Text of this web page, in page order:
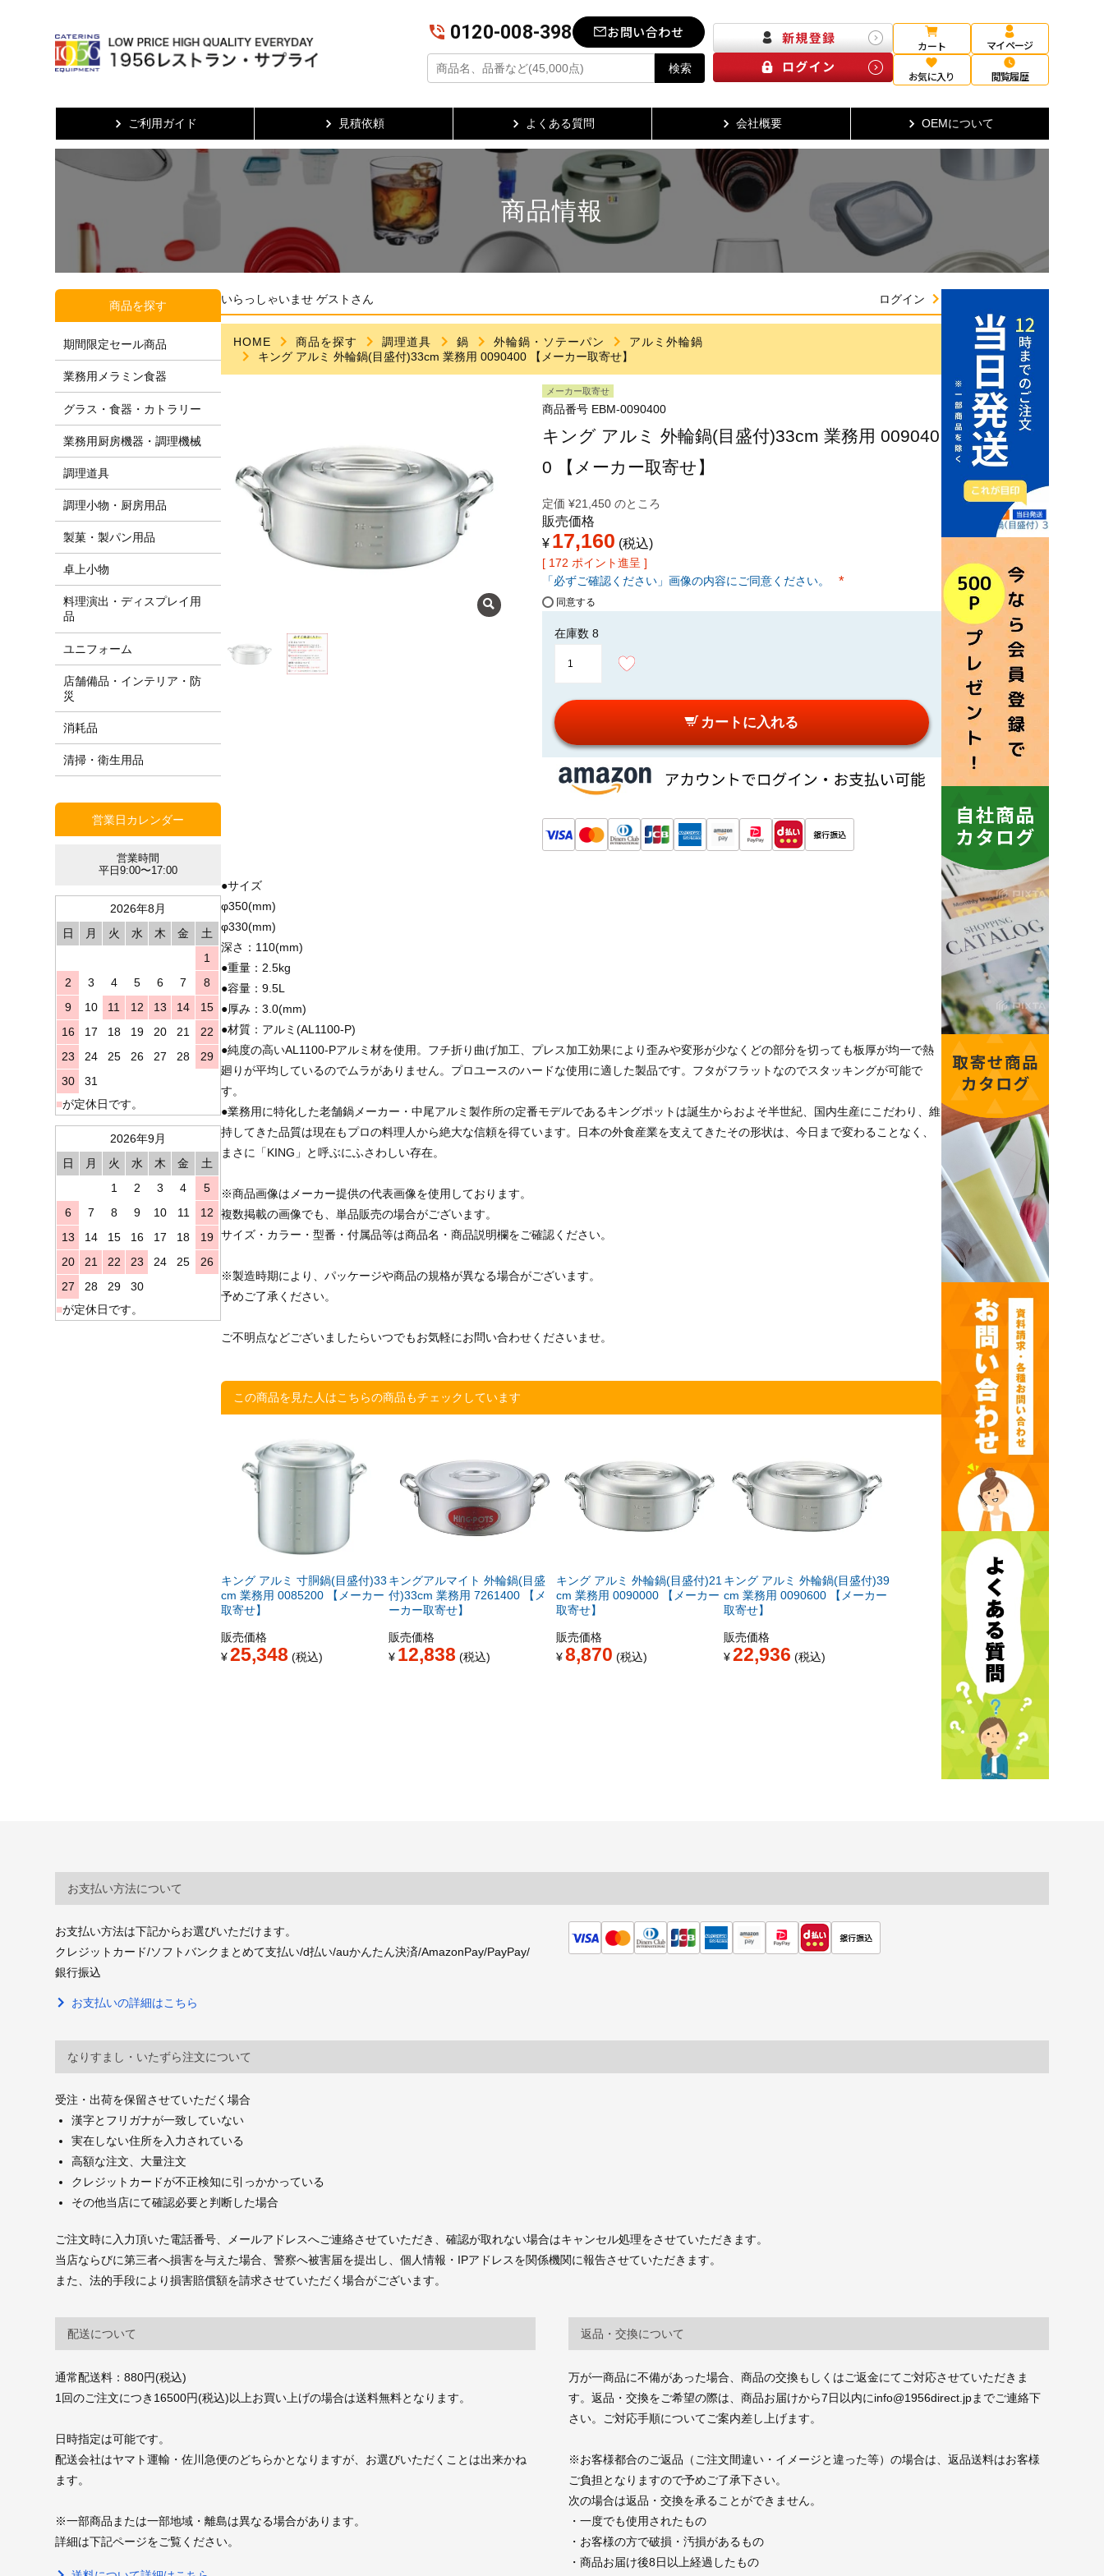
0120-008-398 お問い合わせ
検索
カート マイページ
お気に入り 閲覧履歴
ご利用ガイド 見積依頼 よくある質問 会社概要 OEMについて
商品情報
商品を探す
期間限定セール商品
業務用メラミン食器
グラス・食器・カトラリー
業務用厨房機器・調理機械
調理道具
調理小物・厨房用品
製菓・製パン用品
卓上小物
料理演出・ディスプレイ用
品
ユニフォーム
店舗備品・インテリア・防
災
消耗品
清掃・衛生用品
営業日カレンダー
営業時間
平日9:00〜17:00
2026年8月
日
月 火 水 木 金
土
1
2
3 4 5 6 7
8
9
10 11 12 13 14
15
16
17 18 19 20 21
22
23
24 25 26 27 28
29
30
31
■が定休日です。
2026年9月
日
月 火 水 木 金
土
1
2 3 4
5
6
7 8 9 10 11
12
13
14 15 16 17 18
19
20
21 22 23 24 25
26
27
28 29
30
■が定休日です。
いらっしゃいませ ゲストさん ログイン
HOME 商品を探す 調理道具 鍋 外輪鍋・ソテーパン
アルミ外輪鍋
キング アルミ 外輪鍋(目盛付)33cm 業務用 0090400 【メーカー取寄せ】
メーカー取寄せ
商品番号 EBM-0090400
キング アルミ 外輪鍋(目盛付)33cm 業務用 009040
0 【メーカー取寄せ】
定価 ¥21,450 のところ
販売価格
¥ 17,160 税込
[ 172 ポイント進呈 ]
「必ずご確認ください」画像の内容にご同意ください。
同意する
在庫数 8
カートに入れる
●サイズ
φ350(mm)
φ330(mm)
深さ：110(mm)
●重量：2.5kg
●容量：9.5L
●厚み：3.0(mm)
●材質：アルミ(AL1100-P)
●純度の高いAL1100-Pアルミ材を使用。フチ折り曲げ加工、プレス加工効果により歪みや変形が少なくどの部分を切っても板厚が均一で熱
廻りが平均しているのでムラがありません。プロユースのハードな使用に適した製品です。フタがフラットなのでスタッキングが可能で
す。
●業務用に特化した老舗鍋メーカー・中尾アルミ製作所の定番モデルであるキングポットは誕生からおよそ半世紀、国内生産にこだわり、維
持してきた品質は現在もプロの料理人から絶大な信頼を得ています。日本の外食産業を支えてきたその形状は、今日まで変わることなく、
まさに「KING」と呼ぶにふさわしい存在。
※商品画像はメーカー提供の代表画像を使用しております。
複数掲載の画像でも、単品販売の場合がございます。
サイズ・カラー・型番・付属品等は商品名・商品説明欄をご確認ください。
※製造時期により、パッケージや商品の規格が異なる場合がございます。
予めご了承ください。
ご不明点などございましたらいつでもお気軽にお問い合わせくださいませ。
この商品を見た人はこちらの商品もチェックしています
キング アルミ 寸胴鍋(目盛付)33
cm 業務用 0085200 【メーカー
取寄せ】
販売価格
¥ 25,348 税込
キングアルマイト 外輪鍋(目盛
付)33cm 業務用 7261400 【メ
ーカー取寄せ】
販売価格
¥ 12,838 税込
キング アルミ 外輪鍋(目盛付)21
cm 業務用 0090000 【メーカー
取寄せ】
販売価格
¥8,870 税込
キング アルミ 外輪鍋(目盛付)39
cm 業務用 0090600 【メーカー
取寄せ】
販売価格
¥22,936 税込
お支払い方法について
お支払い方法は下記からお選びいただけます。
クレジットカード/ソフトバンクまとめて支払い/d払い/auかんたん決済/AmazonPay/PayPay/
銀行振込
お支払いの詳細はこちら
なりすまし・いたずら注文について
受注・出荷を保留させていただく場合
漢字とフリガナが一致していない
実在しない住所を入力されている
高額な注文、大量注文
クレジットカードが不正検知に引っかかっている
その他当店にて確認必要と判断した場合
ご注文時に入力頂いた電話番号、メールアドレスへご連絡させていただき、確認が取れない場合はキャンセル処理をさせていただきます。
当店ならびに第三者へ損害を与えた場合、警察へ被害届を提出し、個人情報・IPアドレスを関係機関に報告させていただきます。
また、法的手段により損害賠償額を請求させていただく場合がございます。
配送について
通常配送料：880円(税込)
1回のご注文につき16500円(税込)以上お買い上げの場合は送料無料となります。
日時指定は可能です。
配送会社はヤマト運輸・佐川急便のどちらかとなりますが、お選びいただくことは出来かね
ます。
※一部商品または一部地域・離島は異なる場合があります。
詳細は下記ページをご覧ください。
返品・交換について
万が一商品に不備があった場合、商品の交換もしくはご返金にてご対応させていただきま
す。返品・交換をご希望の際は、商品お届けから7日以内にinfo@1956direct.jpまでご連絡下
さい。ご対応手順についてご案内差し上げます。
※お客様都合のご返品（ご注文間違い・イメージと違った等）の場合は、返品送料はお客様
ご負担となりますので予めご了承下さい。
次の場合は返品・交換を承ることができません。
・一度でも使用されたもの
・お客様の方で破損・汚損があるもの
・商品お届け後8日以上経過したもの